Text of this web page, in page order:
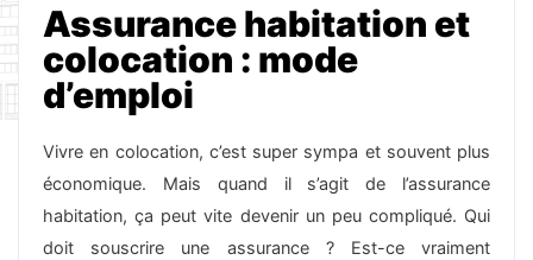
Assurance habitation et
colocation : mode
d’emploi
Vivre en colocation, c’est super sympa et souvent plus
économique. Mais quand il s’agit de l’assurance
habitation, ça peut vite devenir un peu compliqué. Qui
doit souscrire une assurance ? Est-ce vraiment